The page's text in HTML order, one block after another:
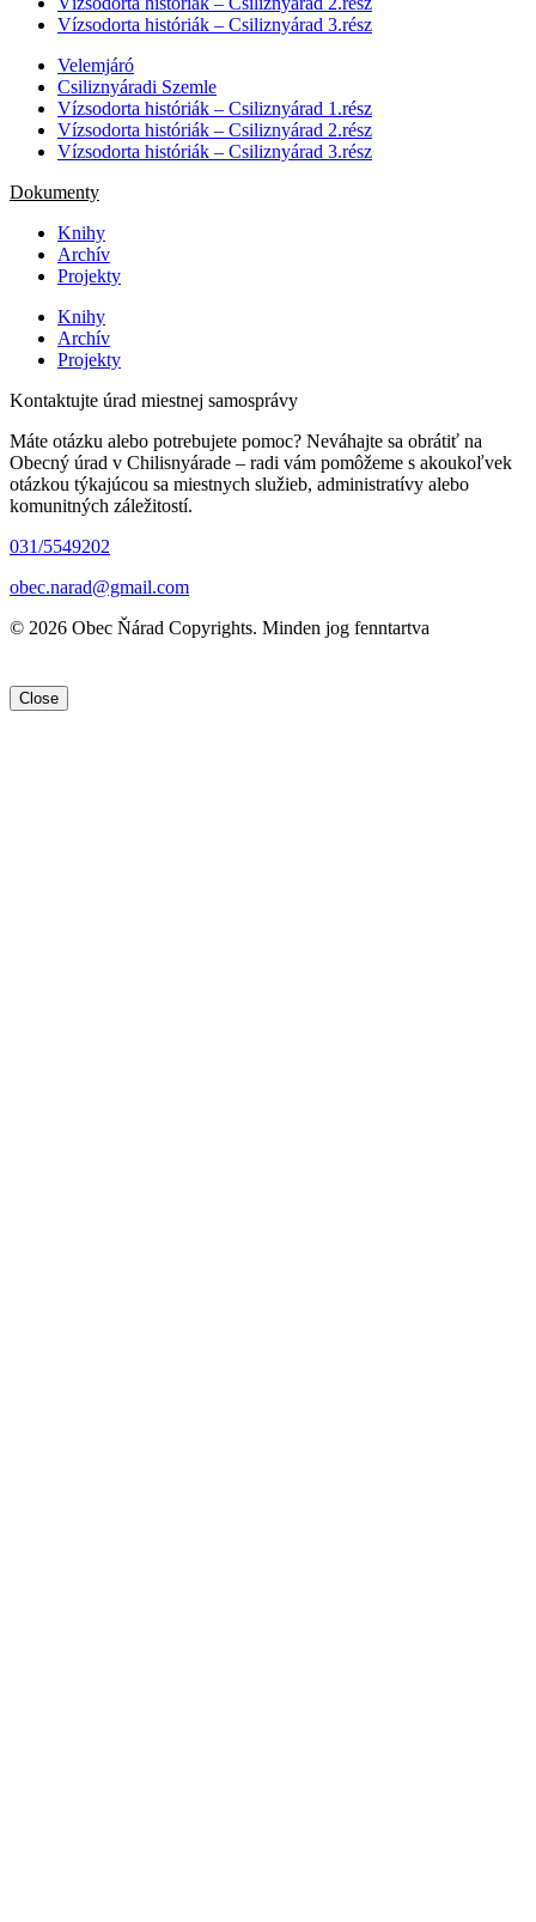
Vízsodorta históriák – Csiliznyárad 3.rész
Velemjáró
Csiliznyáradi Szemle
Vízsodorta históriák – Csiliznyárad 1.rész
Vízsodorta históriák – Csiliznyárad 2.rész
Vízsodorta históriák – Csiliznyárad 3.rész
Dokumenty
Knihy
Archív
Projekty
Knihy
Archív
Projekty
Kontaktujte úrad miestnej samosprávy
Máte otázku alebo potrebujete pomoc? Neváhajte sa obrátiť na
Obecný úrad v Chilisnyárade – radi vám pomôžeme s akoukoľvek
otázkou týkajúcou sa miestnych služieb, administratívy alebo
komunitných záležitostí.
031/5549202
obec.narad@gmail.com
© 2026 Obec Ňárad Copyrights. Minden jog fenntartva
Close